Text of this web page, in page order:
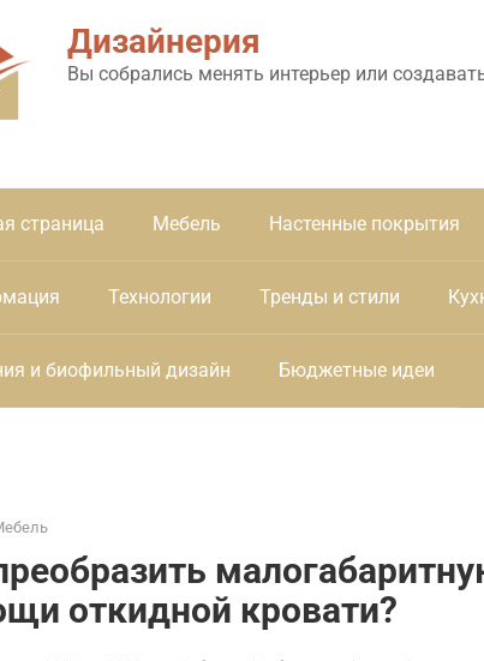
Дизайнерия
Вы собрались менять интерьер или
страница Мебель Настенные покрытия
Технологии Тренды и стили
и биофильный дизайн Бюджетные идеи
откидной кровати?